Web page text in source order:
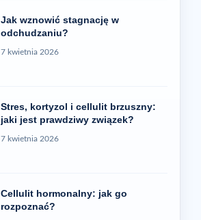
Jak wznowić stagnację w
odchudzaniu?
7 kwietnia 2026
Stres, kortyzol i cellulit brzuszny:
jaki jest prawdziwy związek?
7 kwietnia 2026
Cellulit hormonalny: jak go
rozpoznać?